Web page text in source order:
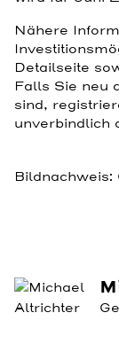
Nähere
Detailseite
Falls Sie neu
sind,
unverbindlich